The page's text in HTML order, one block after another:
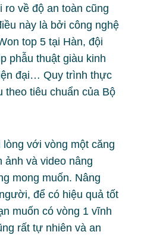
về độ an toàn cũng
này là bởi công nghệ
top 5 tại Hàn, đội
phẫu thuật giàu kinh
đại… Quy trình thực
theo tiêu chuẩn của Bộ
với vòng một căng
và video nâng
mong muốn. Nâng
để có hiệu quả tốt
muốn có vòng 1 vĩnh
rất tự nhiên và an